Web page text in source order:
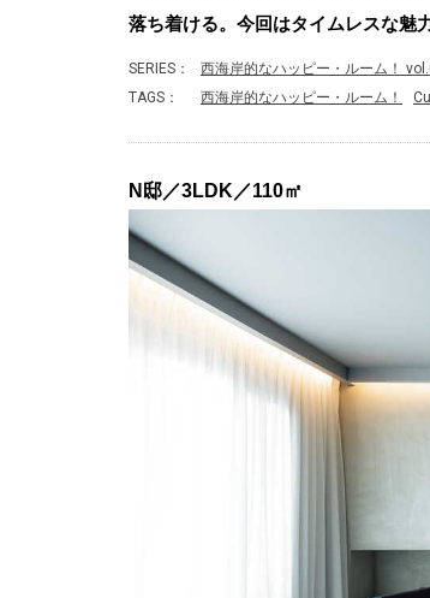
落ち着ける。今回はタイムレスな魅
SERIES：
西海岸的なハッピー・ルーム！
TAGS：
西海岸的なハッピー・ルーム！
N邸／3LDK／110㎡